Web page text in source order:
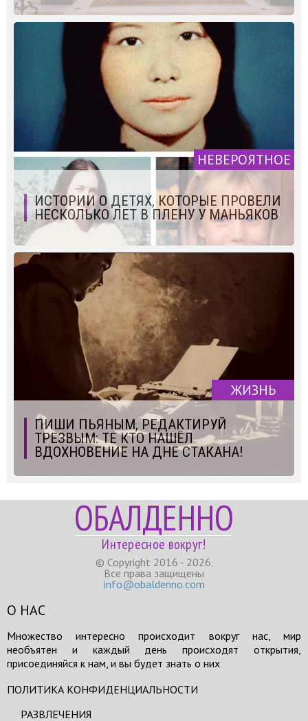
НЕВЕРОЯТНОЕ
ИСТОРИИ О ДЕТЯХ, КОТОРЫЕ ПРОВЕЛИ
НЕСКОЛЬКО ЛЕТ В ПЛЕНУ У МАНЬЯКОВ
ЖИЗНЬ
ПИШИ ПЬЯНЫМ, РЕДАКТИРУЙ
ТРЕЗВЫМ: ТЕ КТО НАШЁЛ
ВДОХНОВЕНИЕ НА ДНЕ СТАКАНА!
ОБАЛДЕННО
Интересное вокруг!
© Copyright 2016 - 2026.
Все права защищены
info@obaldenno.com
О НАС
Множество интересно происходит вокруг нас, мир
необъятен и каждый день происходят открытия,
присоединяйся к нам, и вы будет знать о них
ПОЛИТИКА КОНФИДЕНЦИАЛЬНОСТИ
РАЗВЛЕЧЕНИЯ